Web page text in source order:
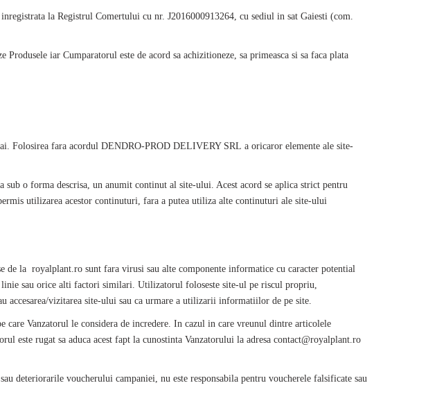
la Registrul Comertului cu nr. J2016000913264, cu sediul in sat Gaiesti (com.
iar Cumparatorul este de acord sa achizitioneze, sa primeasca si sa faca plata
Folosirea fara acordul DENDRO-PROD DELIVERY SRL a oricaror elemente ale site-
o forma descrisa, un anumit continut al site-ului. Acest acord se aplica strict pentru
utilizarea acestor continuturi, fara a putea utiliza alte continuturi ale site-ului
de la royalplant.ro sunt fara virusi sau alte componente informatice cu caracter potential
sau orice alti factori similari. Utilizatorul foloseste site-ul pe riscul propriu,
accesarea/vizitarea site-ului sau ca urmare a utilizarii informatiilor de pe site.
Vanzatorul le considera de incredere. In cazul in care vreunul dintre articolele
rugat sa aduca acest fapt la cunostinta Vanzatorului la adresa contact@royalplant.ro
deteriorarile voucherului campaniei, nu este responsabila pentru voucherele falsificate sau